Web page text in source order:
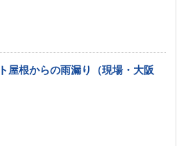
屋根からの雨漏り（現場・大阪